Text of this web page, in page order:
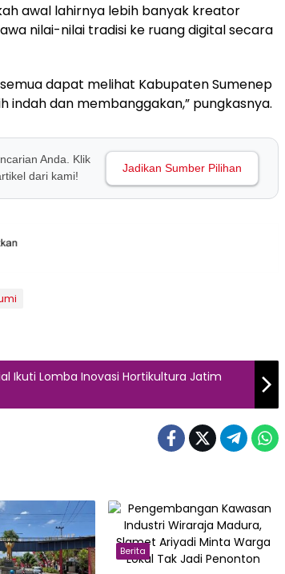
awal lahirnya lebih banyak kreator
nilai-nilai tradisi ke ruang digital secara
dapat melihat Kabupaten Sumenep
indah dan membanggakan,” pungkasnya.
Anda. Klik
dari kami!
Jadikan Sumber Pilihan
Ikuti Lomba Inovasi Hortikultura Jatim
Berita